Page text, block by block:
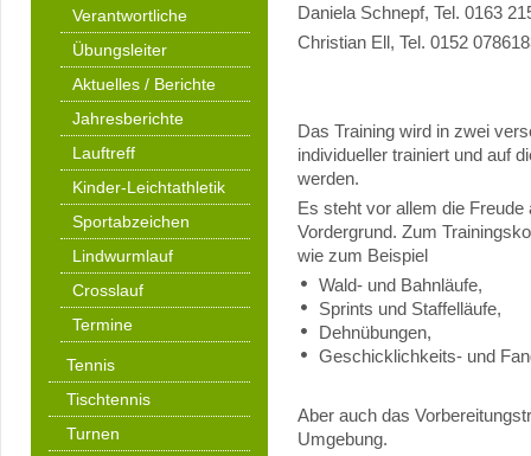
Verantwortliche
Übungsleiter
Aktuelles / Berichte
Jahresberichte
Lauftreff
Kinder-Leichtathletik
Sportabzeichen
Lindwurmlauf
Crosslauf
Termine
Tennis
Tischtennis
Turnen
Daniela Schnepf, Tel. 0163
Christian Ell, Tel. 0152
Das Training wird in zwei
individueller trainiert und auf
werden.
Es steht vor allem die
Vordergrund. Zum
wie zum Beispiel
Wald- und Bahnläufe,
Sprints und Staffelläufe,
Dehnübungen,
Geschicklichkeits- und
Aber auch das
Umgebung.